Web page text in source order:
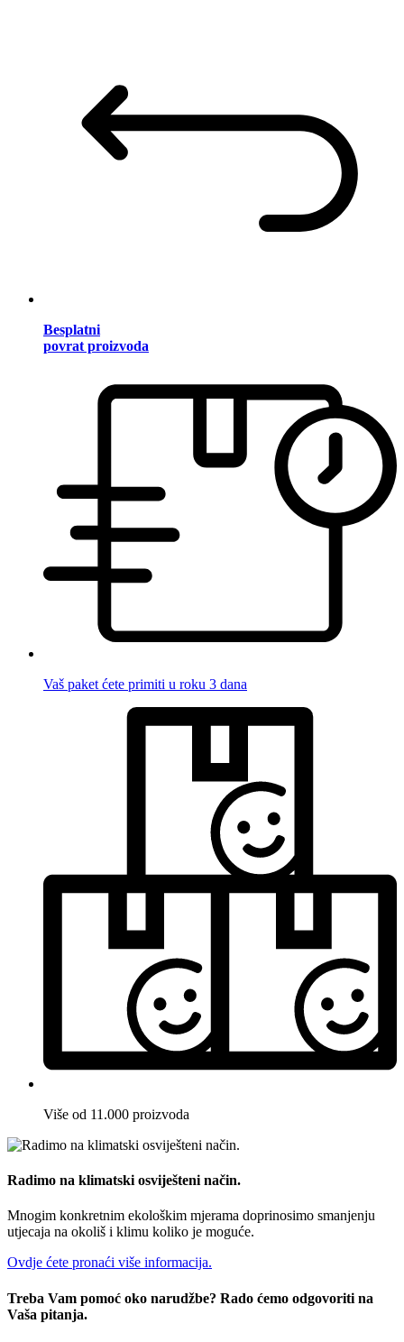
Besplatni
povrat proizvoda
Vaš paket ćete primiti u roku 3 dana
Više od 11.000 proizvoda
Radimo na klimatski osviješteni način.
Mnogim konkretnim ekološkim mjerama doprinosimo smanjenju
utjecaja na okoliš i klimu koliko je moguće.
Ovdje ćete pronaći više informacija.
Treba Vam pomoć oko narudžbe? Rado ćemo odgovoriti na
Vaša pitanja.